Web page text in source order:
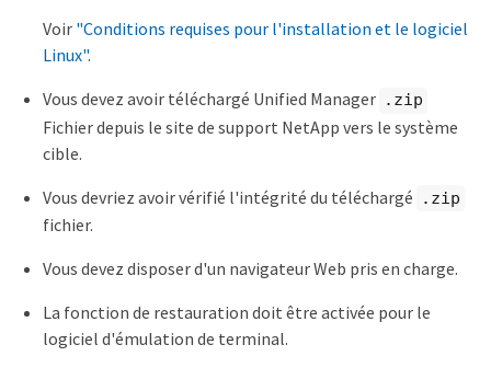
Voir "Conditions requises pour l'installation et le logiciel
Linux".
Vous devez avoir téléchargé Unified Manager .zip
Fichier depuis le site de support NetApp vers le système
cible.
Vous devriez avoir vérifié l'intégrité du téléchargé
.zip
fichier.
Vous devez disposer d'un navigateur Web pris en charge.
La fonction de restauration doit être activée pour le
logiciel d'émulation de terminal.